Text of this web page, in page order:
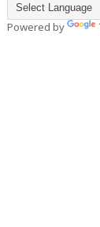
Powered by